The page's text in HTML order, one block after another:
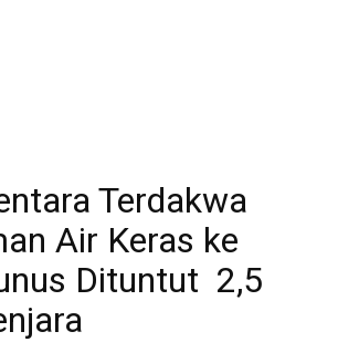
Terdakwa
Air Keras ke
Dituntut 2,5